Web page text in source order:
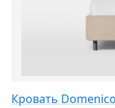
Кровать